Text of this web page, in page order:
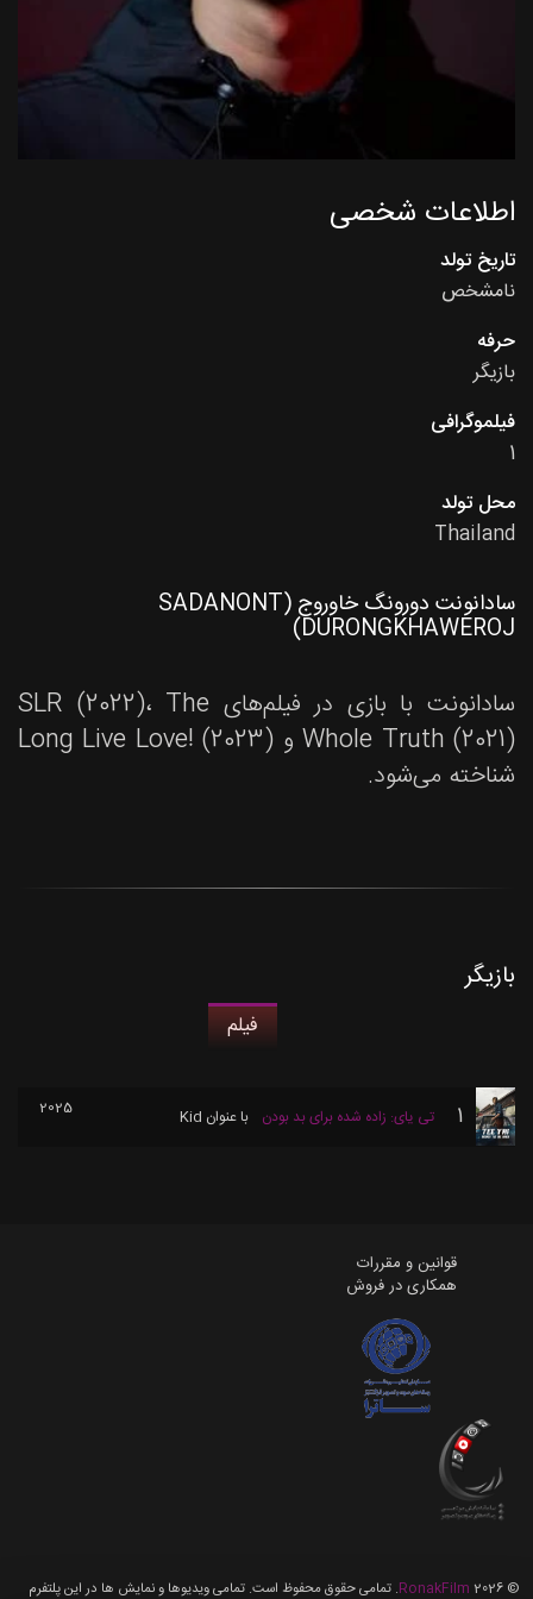
اطلاعات شخصی
تاریخ تولد
نامشخص
حرفه
بازیگر
فیلموگرافی
1
محل تولد
Thailand
سادانونت دورونگ خاوروج (SADANONT
DURONGKHAWEROJ)
سادانونت با بازی در فیلم‌های SLR (2022)، The
Whole Truth (2021) و Long Live Love! (2023)
شناخته می‌شود.
بازیگر
فیلم
1 تی یای: زاده شده برای بد بودن با عنوان Kid
2025
قوانین و مقررات
همکاری در فروش
©
2026
RonakFilm. تمامی حقوق محفوظ است. تمامی ویدیوها و نمایش ها در این پلتفرم